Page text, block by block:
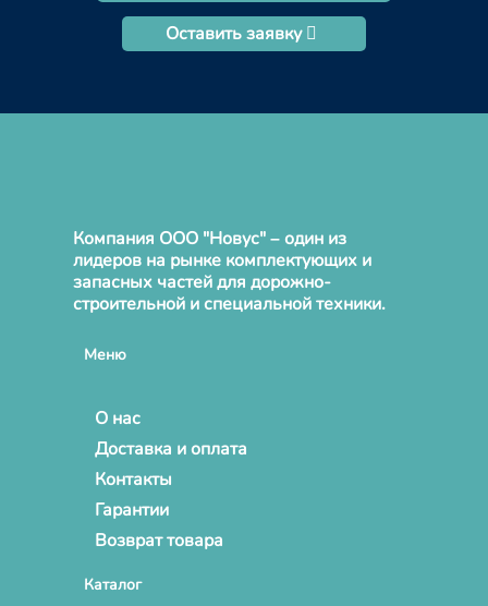
Оставить заявку
Компания ООО "Новус" – один из
лидеров на рынке комплектующих и
запасных частей для дорожно-
строительной и специальной техники.
Меню
О нас
Доставка и оплата
Контакты
Гарантии
Возврат товара
Каталог